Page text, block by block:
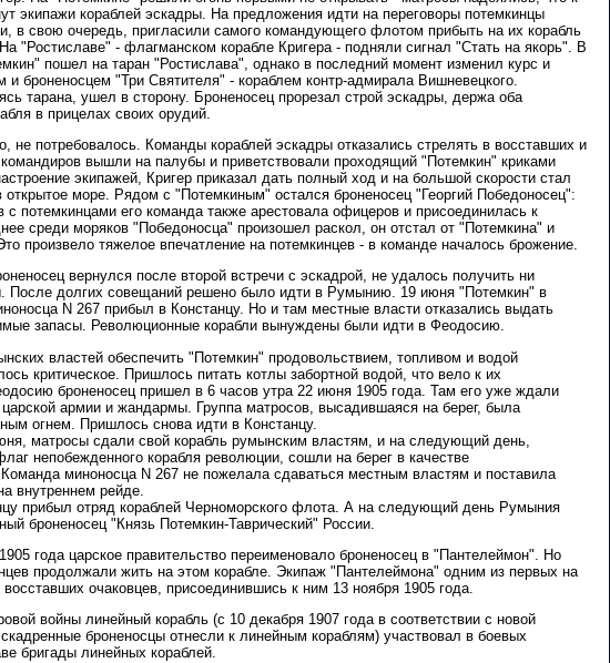
экипажи кораблей эскадры. На предложения идти на переговоры потемкинцы
и, в свою очередь, пригласили самого командующего флотом прибыть на их корабль
"Ростиславе" - флагманском корабле Кригера - подняли сигнал "Стать на якорь". В
пошел на таран "Ростислава", однако в последний момент изменил курс и
броненосцем "Три Святителя" - кораблем контр-адмирала Вишневецкого.
тарана, ушел в сторону. Броненосец прорезал строй эскадры, держа оба
в прицелах своих орудий.
не потребовалось. Команды кораблей эскадры отказались стрелять в восставших и
командиров вышли на палубы и приветствовали проходящий "Потемкин" криками
экипажей, Кригер приказал дать полный ход и на большой скорости стал
открытое море. Рядом с "Потемкиным" остался броненосец "Георгий Победоносец":
с потемкинцами его команда также арестовала офицеров и присоединилась к
среди моряков "Победоносца" произошел раскол, он отстал от "Потемкина" и
произвело тяжелое впечатление на потемкинцев - в команде началось брожение.
вернулся после второй встречи с эскадрой, не удалось получить ни
После долгих совещаний решено было идти в Румынию. 19 июня "Потемкин" в
N 267 прибыл в Констанцу. Но и там местные власти отказались выдать
запасы. Революционные корабли вынуждены были идти в Феодосию.
властей обеспечить "Потемкин" продовольствием, топливом и водой
критическое. Пришлось питать котлы забортной водой, что вело к их
броненосец пришел в 6 часов утра 22 июня 1905 года. Там его уже ждали
царской армии и жандармы. Группа матросов, высадившаяся на берег, была
огнем. Пришлось снова идти в Констанцу.
матросы сдали свой корабль румынским властям, и на следующий день,
непобежденного корабля революции, сошли на берег в качестве
Команда миноносца N 267 не пожелала сдаваться местным властям и поставила
внутреннем рейде.
прибыл отряд кораблей Черноморского флота. А на следующий день Румыния
броненосец "Князь Потемкин-Таврический" России.
года царское правительство переименовало броненосец в "Пантелеймон". Но
продолжали жить на этом корабле. Экипаж "Пантелеймона" одним из первых на
очаковцев, присоединившись к ним 13 ноября 1905 года.
войны линейный корабль (с 10 декабря 1907 года в соответствии с новой
броненосцы отнесли к линейным кораблям) участвовал в боевых
бригады линейных кораблей.